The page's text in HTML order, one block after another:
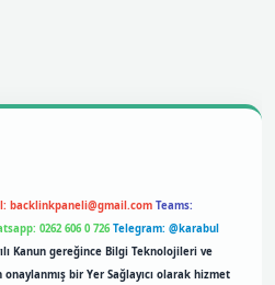
backlinkpaneli@gmail.com Teams:
0262 606 0 726 Telegram: @karabul
Kanun gereğince Bilgi Teknolojileri ve
bir Yer Sağlayıcı olarak hizmet